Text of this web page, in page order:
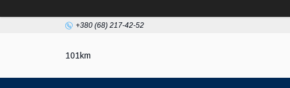
+380 (68) 217-42-52
101km